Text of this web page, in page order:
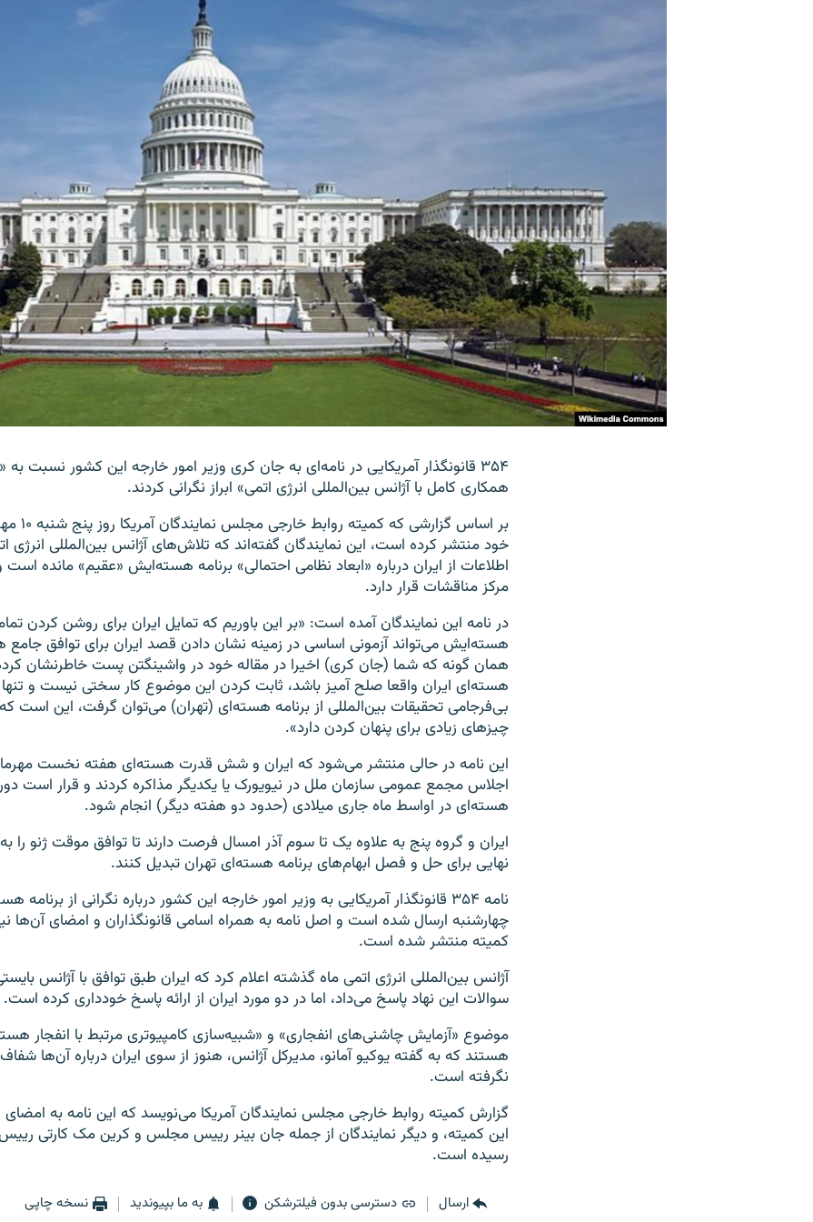
۳۵۴ قانونگذار آمریکایی در نامه‌ای به جان کری وزیر امور خارجه این کشور نسبت به
همکاری کامل با آژانس بین‌المللی انرژی اتمی» ابراز نگرانی کردند.
بر اساس
خود منتشر کرده است، این نمایندگان گفته‌اند که تلاش‌های آژانس بین‌المللی انرژی
اطلاعات از ایران درباره «ابعاد نظامی احتمالی» برنامه هسته‌ایش «عقیم» مانده
مرکز مناقشات قرار دارد.
در نامه این نمایندگان آمده است: «بر این باوریم که تمایل ایران برای روشن کردن تمام
هسته‌ایش می‌تواند آزمونی اساسی در زمینه نشان دادن قصد ایران برای توافق
همان گونه که شما (جان کری) اخیرا در مقاله خود در واشینگتن پست خاطرنشان
هسته‌ای ایران واقعا صلح آمیز باشد، ثابت کردن این موضوع کار سختی نیست و
بی‌فرجامی تحقیقات بین‌المللی از برنامه هسته‌ای (تهران) می‌توان گرفت، این است که
چیزهای زیادی برای پنهان کردن دارد».
این نامه در حالی منتشر می‌شود که ایران و شش قدرت هسته‌ای هفته نخست
اجلاس مجمع عمومی سازمان ملل در نیویورک یا یکدیگر مذاکره کردند و قرار است
هسته‌ای در اواسط ماه جاری میلادی (حدود دو هفته دیگر) انجام شود.
ایران و گروه پنج به علاوه یک تا سوم آذر امسال فرصت دارند تا توافق موقت ژنو را
نهایی برای حل و فصل ابهام‌های برنامه هسته‌ای تهران تبدیل کنند.
نامه ۳۵۴ قانونگذار آمریکایی به وزیر امور خارجه این کشور درباره نگرانی از برنامه
چهارشنبه ارسال شده است و اصل نامه به همراه اسامی قانونگذاران و امضای آن‌ها
کمیته منتشر شده است.
آژانس بین‌المللی انرژی اتمی ماه گذشته اعلام کرد که ایران طبق توافق با آژانس
سوالات این نهاد پاسخ می‌داد، اما در دو مورد ایران از ارائه پاسخ خودداری کرده است.
موضوع «آزمایش‌ چاشنی‌های انفجاری» و «شبیه‌سازی کامپیوتری مرتبط با انفجار
هستند که به گفته یوکیو آمانو، مدیرکل آژانس، هنوز از سوی ایران درباره آن‌ها
نگرفته است.
گزارش کمیته روابط خارجی مجلس نمایندگان آمریکا می‌نویسد که این نامه به
این کمیته، و دیگر نمایندگان از جمله جان بینر رییس مجلس و کرین مک کارتی
رسیده است.
ارسال دسترسی بدون فیلترشکن به ما بپیوندید نسخه چاپی